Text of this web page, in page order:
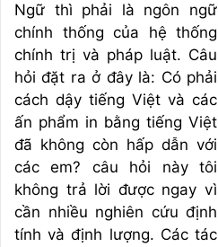
Ngữ thì phải là ngôn ngữ
chính thống của hệ thống
chính trị và pháp luật. Câu
hỏi đặt ra ở đây là: Có phải
cách dậy tiếng Việt và các
ấn phẩm in bằng tiếng Việt
đã không còn hấp dẫn với
các em? câu hỏi này tôi
không trả lời được ngay vì
cần nhiều nghiên cứu định
tính và định lượng. Các tác